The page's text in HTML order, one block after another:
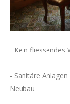
- Kein fliessendes
- Sanitäre
Neubau